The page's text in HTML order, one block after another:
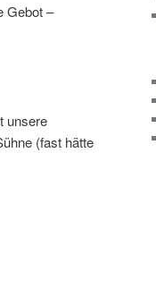
Gebot –
unsere
(fast hätte